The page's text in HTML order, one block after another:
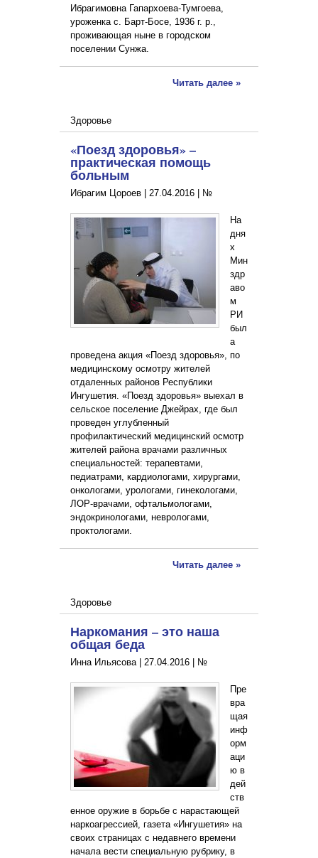
Ибрагимовна Гапархоева-Тумгоева,
уроженка с. Барт-Босе, 1936 г. р.,
проживающая ныне в городском
поселении Сунжа.
Читать далее »
Здоровье
«Поезд здоровья» –
практическая помощь
больным
Ибрагим Цороев | 27.04.2016 №
На
дня
х
Мин
здр
аво
м
РИ
был
а
проведена акция «Поезд здоровья», по
медицинскому осмотру жителей
отдаленных районов Республики
Ингушетия. «Поезд здоровья» выехал в
сельское поселение Джейрах, где был
проведен углубленный
профилактический медицинский осмотр
жителей района врачами различных
специальностей: терапевтами,
педиатрами, кардиологами, хирургами,
онкологами, урологами, гинекологами,
ЛОР-врачами, офтальмологами,
эндокринологами, неврологами,
проктологами.
Читать далее »
Здоровье
Наркомания – это наша
общая беда
Инна Ильясова | 27.04.2016 №
Пре
вра
щая
инф
орм
аци
ю в
дей
ств
енное оружие в борьбе с нарастающей
наркоагрессией, газета «Ингушетия» на
своих страницах с недавнего времени
начала вести специальную рубрику, в